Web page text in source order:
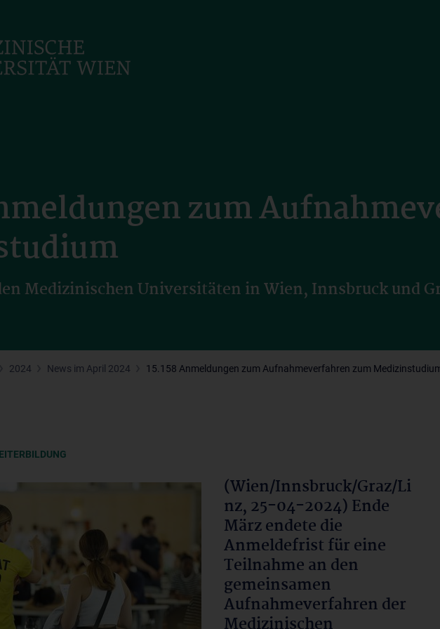
zum
Medizinischen Universitäten in Wien, Innsbruck und
2024 News im April 2024 15.158 Anmeldungen zum Aufnahmeverfahren zum
(Wien/Innsbruck/Graz/Li
nz, 25-04-2024) Ende
März endete die
Anmeldefrist für eine
Teilnahme an den
gemeinsamen
Aufnahmeverfahren der